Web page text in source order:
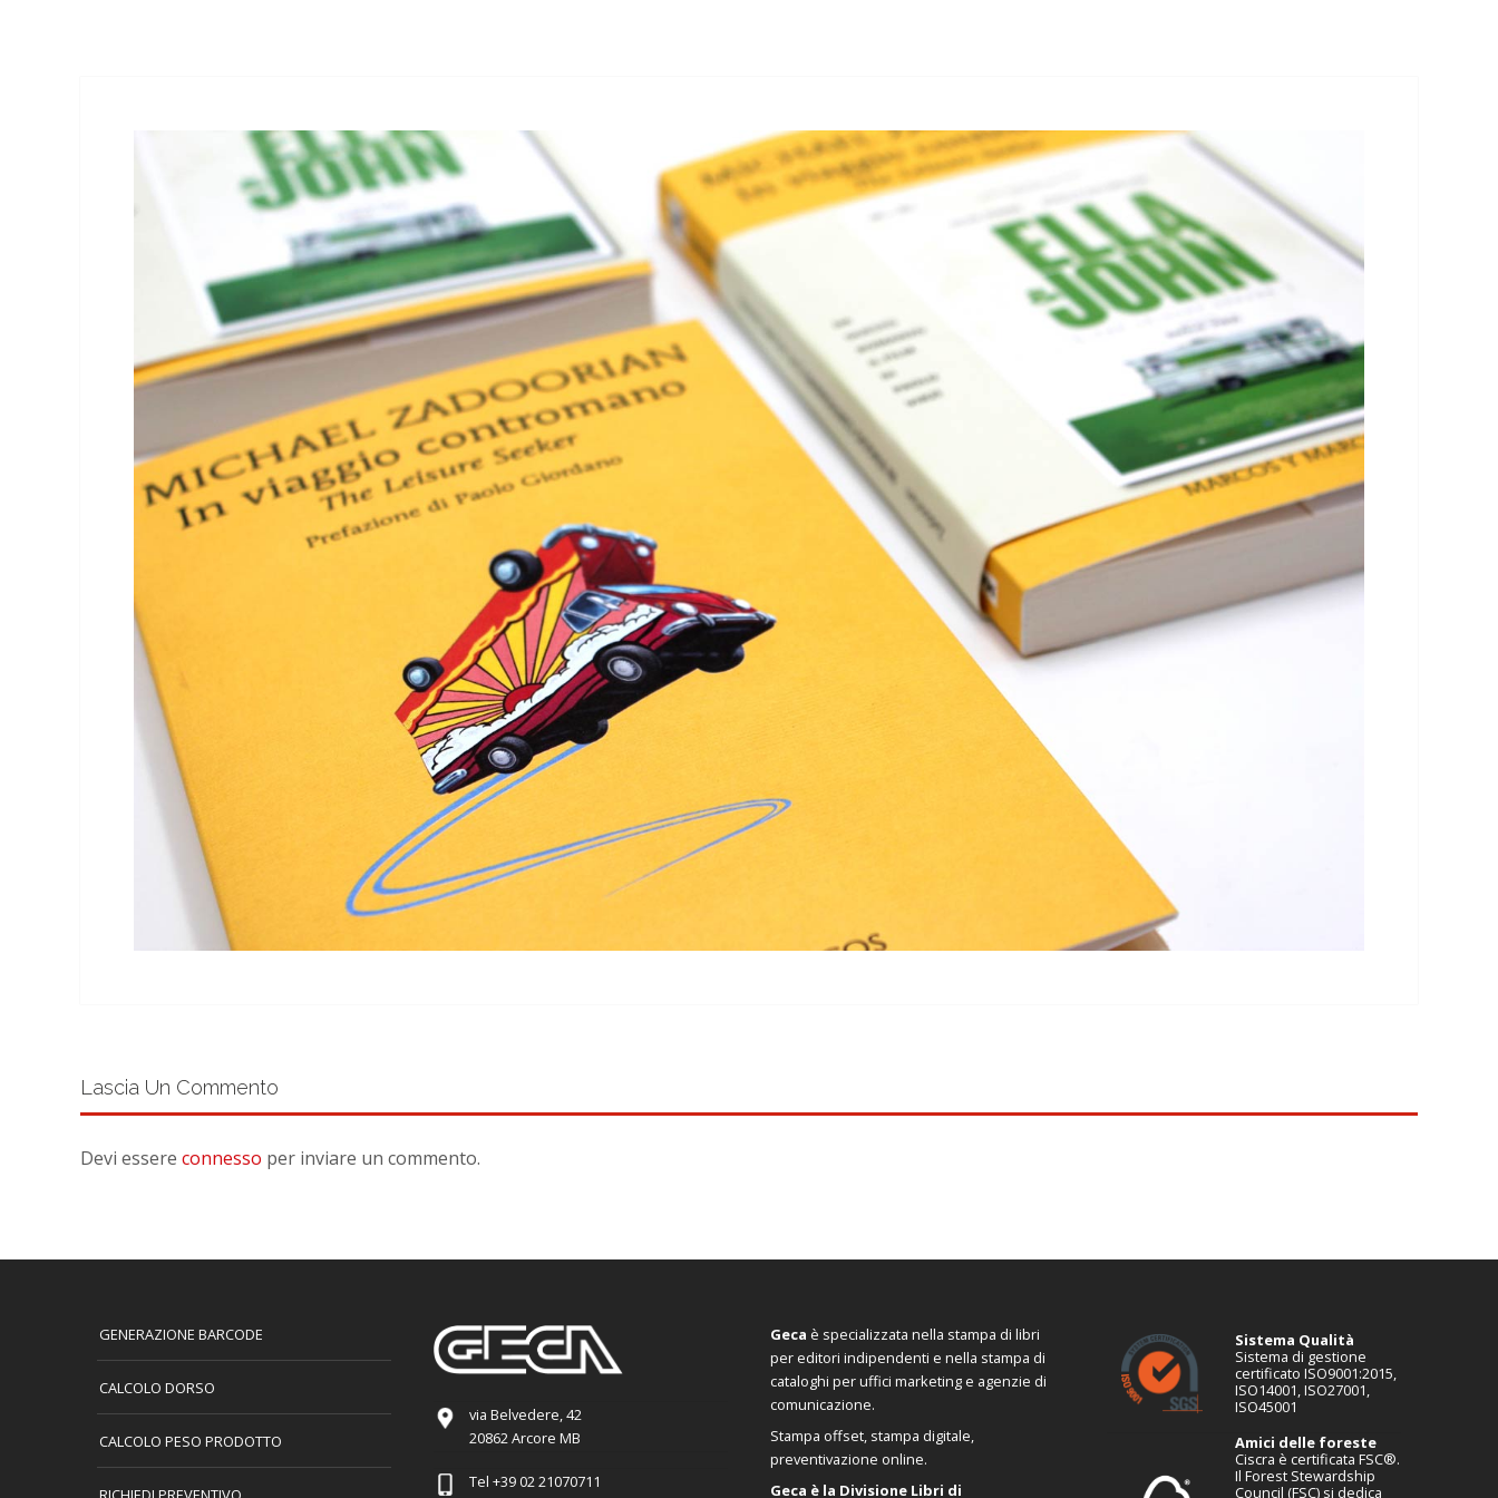
Lascia Un Commento
Devi essere connesso per inviare un commento.
GENERAZIONE BARCODE
CALCOLO DORSO
CALCOLO PESO PRODOTTO
via Belvedere, 42
20862 Arcore MB
Tel +39 02 21070711
Geca è specializzata nella stampa di libri
per editori indipendenti e nella stampa di
cataloghi per uffici marketing e agenzie di
comunicazione.
Stampa offset, stampa digitale,
preventivazione online.
Geca è la Divisione Libri di
Sistema Qualità
Sistema di gestione
certificato ISO9001:2015,
ISO14001, ISO27001,
ISO45001
Amici delle foreste
Ciscra è certificata FSC®.
Il Forest Stewardship
Council (FSC) si dedica